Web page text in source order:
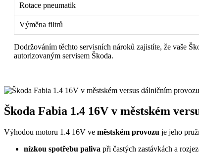
Rotace pneumatik
Výměna filtrů
Dodržováním těchto servisních nároků zajistíte, že vaše
autorizovaným servisem Škoda.
Škoda Fabia 1.4 16V v městském
Výhodou motoru 1.4 16V ve městském provozu je jeho
nízkou spotřebu paliva při častých zastávkách a